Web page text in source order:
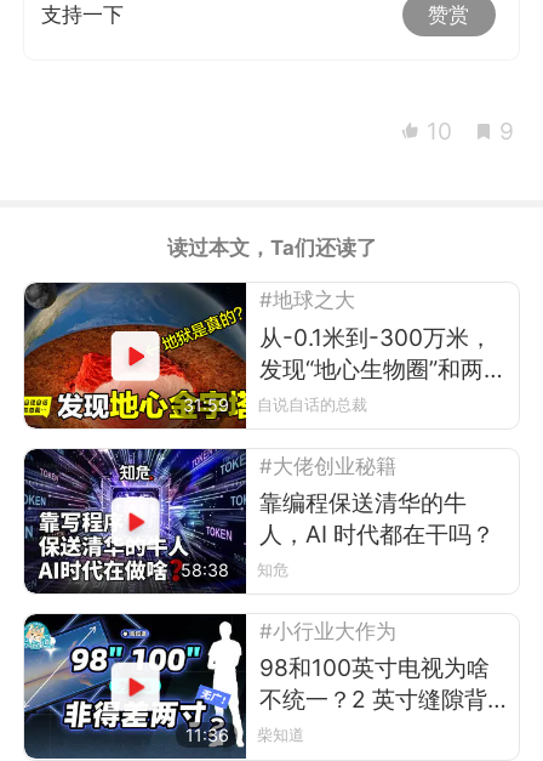
支持一下 赞赏
10 9
读过本文，Ta们还读了
31:59
#地球之大
从-0.1米到-300万米，
发现“地心生物圈”和两
座“地心金字塔”
自说自话的总裁
58:38
#大佬创业秘籍
靠编程保送清华的牛
人，AI 时代都在干吗？
知危
11:36
#小行业大作为
98和100英寸电视为啥
不统一？2 英寸缝隙背
后的行业故事
柴知道